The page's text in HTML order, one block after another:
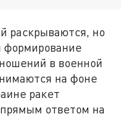
раскрываются, но
формирование
в военной
на фоне
ракет
ответом на